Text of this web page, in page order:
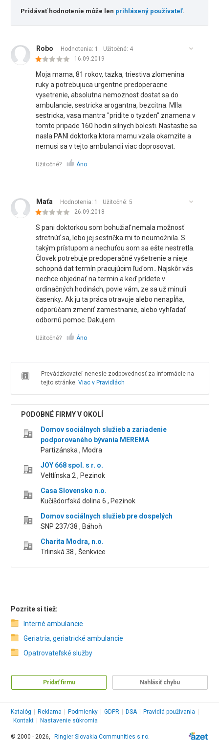
Pridávať hodnotenie môže len prihlásený používateľ.
Robo Hodnotenia: 1 Užitočné: 4
16.09.2019
Moja mama, 81 rokov, tazka, triestiva zlomenina
ruky a potrebujuca urgentne predoperacne
vysetrenie, absolutna nemoznost dostat sa do
ambulancie, sestricka arogantna, bezcitna. MIla
sestricka, vasa mantra "pridite o tyzden" znamena v
tomto pripade 160 hodin silnych bolesti. Nastastie sa
nasla PANI doktorka ktora mamu vzala okamzite a
nemusi sa v tejto ambulancii viac doprosovat.
Užitočné? Áno
Maťa Hodnotenia: 1 Užitočné: 5
26.09.2018
S pani doktorkou som bohužiaľ nemala možnosť
stretnúť sa, lebo jej sestrička mi to neumožnila. S
takým prístupom a nechuťou som sa ešte nestretla.
Človek potrebuje predoperačné vyšetrenie a nieje
schopná dat termín pracujúcim ľuďom.. Najskôr vás
nechce objednať na termin a keď prídete v
ordinačných hodinách, povie vám, ze sa už minuli
časenky.. Ak ju ta práca otravuje alebo nenapĺňa,
odporúčam zmeniť zamestnanie, alebo vyhľadať
odbornú pomoc. Dakujem
Užitočné? Áno
Prevádzkovateľ nenesie zodpovednosť za informácie na
tejto stránke. Viac v Pravidlách
PODOBNÉ FIRMY V OKOLÍ
Domov sociálnych služieb a zariadenie
podporovaného bývania MEREMA
Partizánska , Modra
JOY 668 spol. s r. o.
Veltlínska 2 , Pezinok
Casa Slovensko n.o.
Kučišdorfská dolina 6 , Pezinok
Domov sociálnych služieb pre dospelých
SNP 237/38 , Báhoň
Charita Modra, n.o.
Trlinská 38 , Šenkvice
Pozrite si tiež:
Interné ambulancie
Geriatria, geriatrické ambulancie
Opatrovateľské služby
Pridať firmu Nahlásiť chybu
Katalóg Reklama Podmienky GDPR DSA Pravidlá používania
Kontakt
Nastavenie súkromia
© 2000 - 2026, Ringier Slovakia Communities s.r.o.